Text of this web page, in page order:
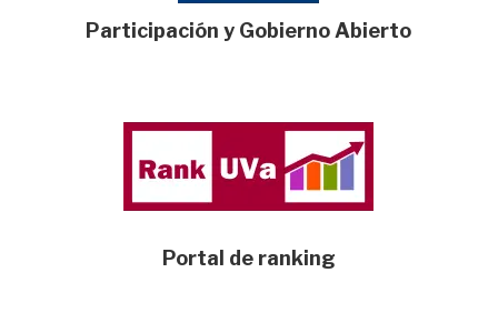
Participación y Gobierno Abierto
Portal de ranking